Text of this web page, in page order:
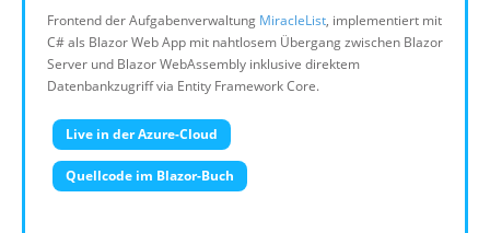
Frontend der Aufgabenverwaltung MiracleList, implementiert mit
C# als Blazor Web App mit nahtlosem Übergang zwischen Blazor
Server und Blazor WebAssembly inklusive direktem
Datenbankzugriff via Entity Framework Core.
Live in der Azure-Cloud
Quellcode im Blazor-Buch